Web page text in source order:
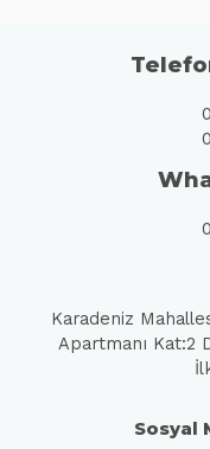
Karadeniz
Apartmanı Kat:2
Sosyal